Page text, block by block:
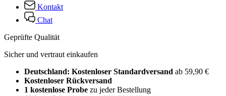
Kontakt
Chat
Geprüfte Qualität
Sicher und vertraut einkaufen
Deutschland: Kostenloser Standardversand ab 59,90 €
Kostenloser Rückversand
1 kostenlose Probe zu jeder Bestellung